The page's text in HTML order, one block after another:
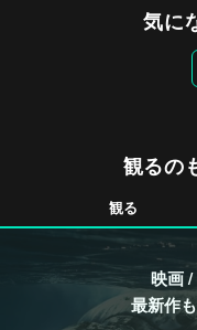
気に
観るの
観る
映画
最新作